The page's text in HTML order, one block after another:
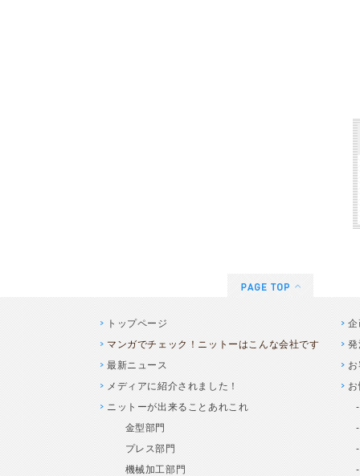
トップページ
マンガでチェック！ニットーはこんな会社です
最新ニュース
メディアに紹介されました！
ニットーが出来ることあれこれ
金型部門
プレス部門
機械加工部門
企
発
お
お